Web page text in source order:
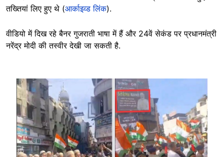
तख्तियां लिए हुए थे (आर्काइव्ड लिंक).
वीडियो में दिख रहे बैनर गुजराती भाषा में हैं और 24वें सेकंड पर प्रधानमंत्री
नरेंद्र मोदी की तस्वीर देखी जा सकती है.
Image